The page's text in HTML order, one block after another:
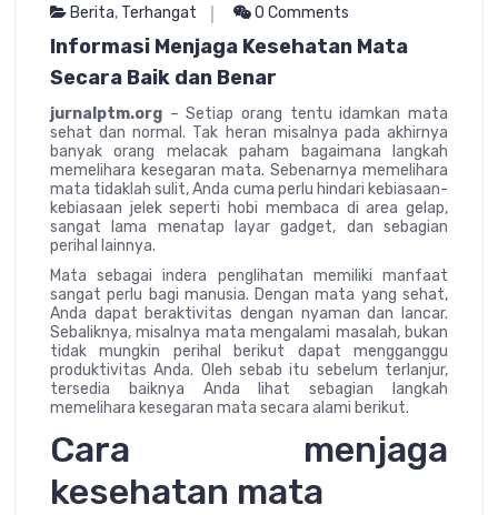
Berita, Terhangat 0 Comments
Informasi Menjaga Kesehatan Mata
Secara Baik dan Benar
jurnalptm.org – Setiap orang tentu idamkan mata
sehat dan normal. Tak heran misalnya pada akhirnya
banyak orang melacak paham bagaimana langkah
memelihara kesegaran mata. Sebenarnya memelihara
mata tidaklah sulit, Anda cuma perlu hindari kebiasaan-
kebiasaan jelek seperti hobi membaca di area gelap,
sangat lama menatap layar gadget, dan sebagian
perihal lainnya.
Mata sebagai indera penglihatan memiliki manfaat
sangat perlu bagi manusia. Dengan mata yang sehat,
Anda dapat beraktivitas dengan nyaman dan lancar.
Sebaliknya, misalnya mata mengalami masalah, bukan
tidak mungkin perihal berikut dapat mengganggu
produktivitas Anda. Oleh sebab itu sebelum terlanjur,
tersedia baiknya Anda lihat sebagian langkah
memelihara kesegaran mata secara alami berikut.
Cara menjaga
kesehatan mata